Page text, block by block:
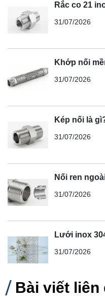
Rắc co 21
31/07/2026
Khớp nối
31/07/2026
Kép nối là
31/07/2026
Nối ren
31/07/2026
Lưới inox
31/07/2026
Bài viết liên